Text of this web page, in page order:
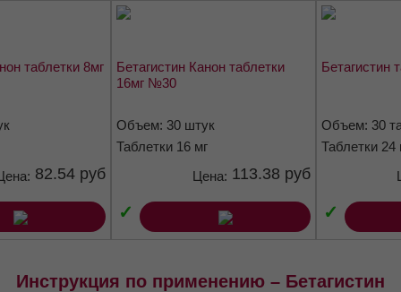
лекарственными средствами
Особые указания
Влияние на способность управлять
транспортными средствами, механизмами
Срок годности
Условия отпуска из аптек
таблетки 8мг
82.54 руб
Бетагистин Канон таблетки
16мг №30
Объем: 30 штук
Таблетки 16 мг
Цена: 113.38 руб
✓
Бетагистин
Объем: 30
Таблетки 24
✓
Инструкция по применению – Бетагистин